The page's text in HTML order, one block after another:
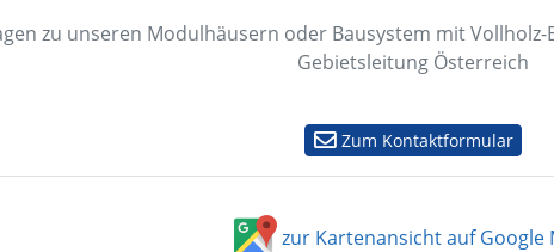
zu unseren Modulhäusern oder Bausystem mit
Gebietsleitung Österreich
Zum Kontaktformular
zur Kartenansicht auf Google